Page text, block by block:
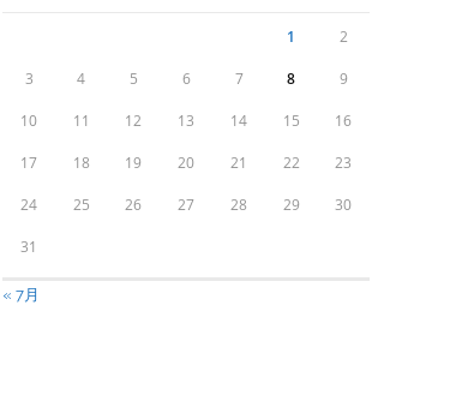
1 2
3 4 5 6 7 8 9
10 11 12 13 14 15 16
17 18 19 20 21 22 23
24 25 26 27 28 29 30
31
« 7月